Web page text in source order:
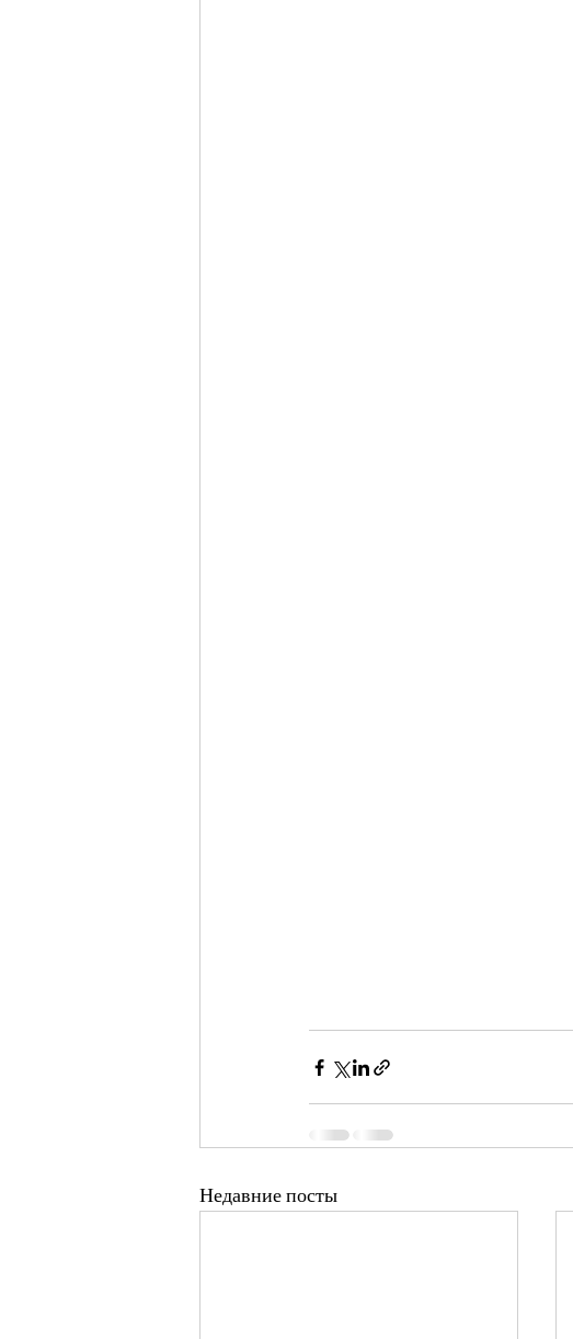
Недавние посты